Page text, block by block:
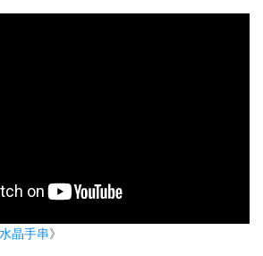
晶手串》